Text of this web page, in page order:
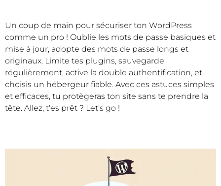
Un coup de main pour sécuriser ton WordPress
comme un pro ! Oublie les mots de passe basiques et
mise à jour, adopte des mots de passe longs et
originaux. Limite tes plugins, sauvegarde
régulièrement, active la double authentification, et
choisis un hébergeur fiable. Avec ces astuces simples
et efficaces, tu protègeras ton site sans te prendre la
tête. Allez, t'es prêt ? Let's go !